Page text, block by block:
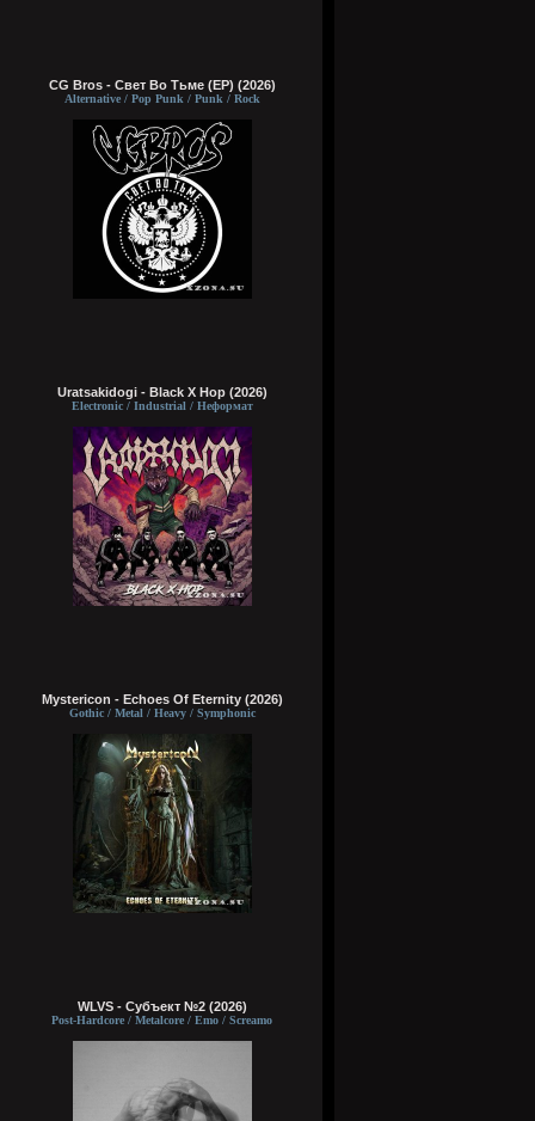
CG Bros - Свет Во Тьме (EP) (2026)
Alternative / Pop Punk / Punk / Rock
Uratsakidogi - Black X Hop (2026)
Electronic / Industrial / Неформат
Mystericon - Echoes Of Eternity (2026)
Gothic / Metal / Heavy / Symphonic
WLVS - Субъект №2 (2026)
Post-Hardcore / Metalcore / Emo / Screamo